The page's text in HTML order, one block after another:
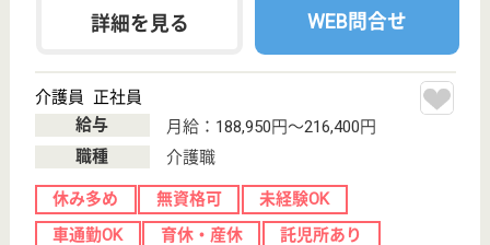
もっとみる（21-40 件 /446 件）
現在の検索条件
こだわり条件
未経験OK